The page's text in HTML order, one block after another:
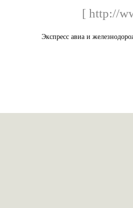
[ http://
Экспресс авиа и